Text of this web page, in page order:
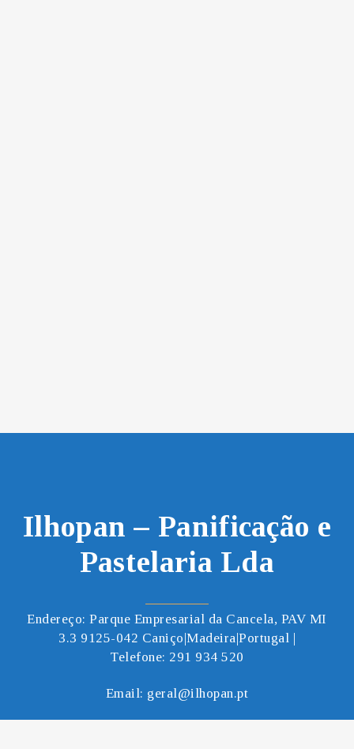
Ilhopan – Panificação e
Pastelaria Lda
Endereço: Parque Empresarial da Cancela, PAV MI
3.3 9125-042 Caniço|Madeira|Portugal |
Telefone: 291 934 520
Email: geral@ilhopan.pt